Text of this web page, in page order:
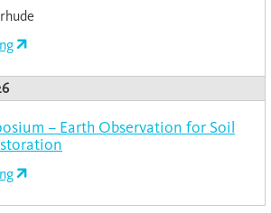
– Earth Observation for Soil